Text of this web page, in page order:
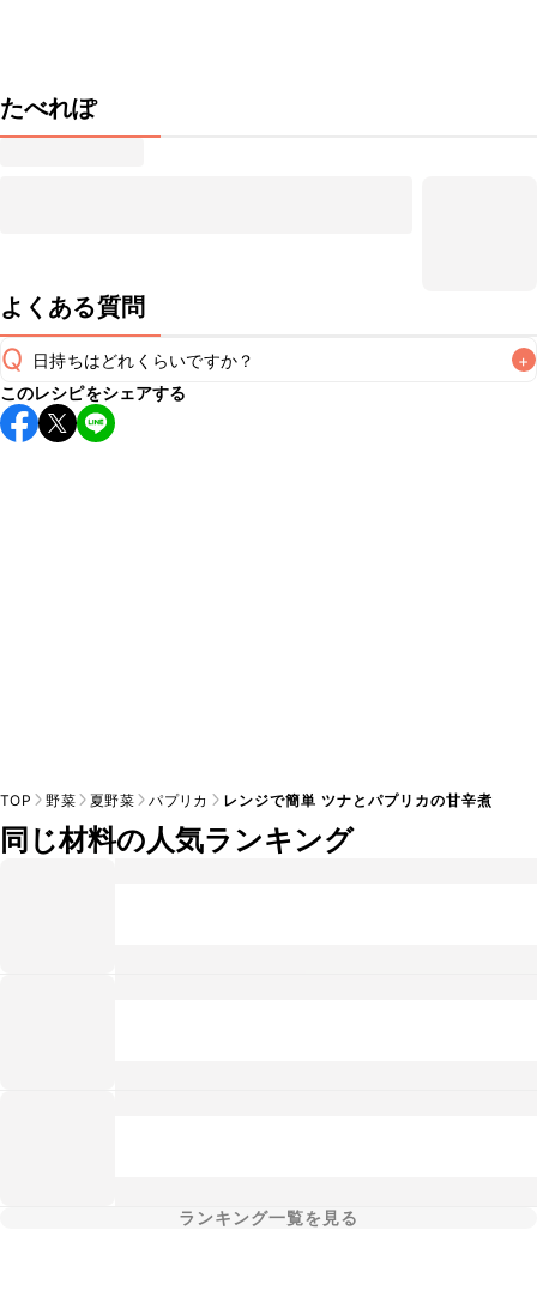
たべれぽ
よくある質問
Q 日持ちはどれくらいですか？ +
保存期間は冷蔵で当日中が目安です。なるべくお早めにお召
し上がりください。
このレシピをシェアする
TOP 野菜 夏野菜 パプリカ レンジで簡単 ツナとパプリカの甘辛煮
同じ材料の人気ランキング
ランキング一覧を見る